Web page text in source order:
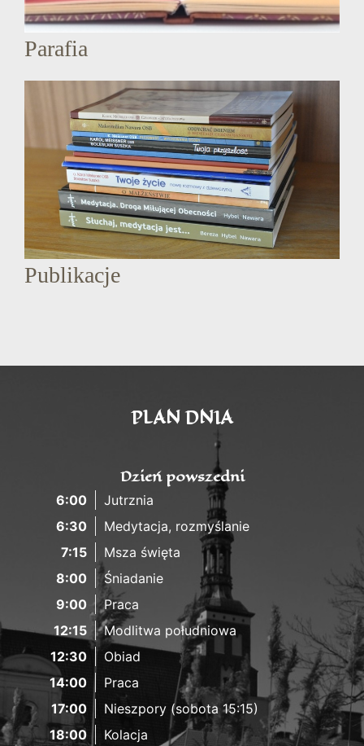
Parafia
Publikacje
PLAN DNIA
Dzień powszedni
6:00
Jutrznia
6:30
Medytacja, rozmyślanie
7:15
Msza święta
8:00
Śniadanie
9:00
Praca
12:15
Modlitwa południowa
12:30
Obiad
14:00
Praca
17:00
Nieszpory (sobota 15:15)
18:00
Kolacja